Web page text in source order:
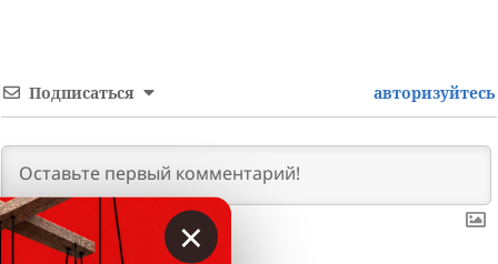
Подписаться авторизуйтесь
×